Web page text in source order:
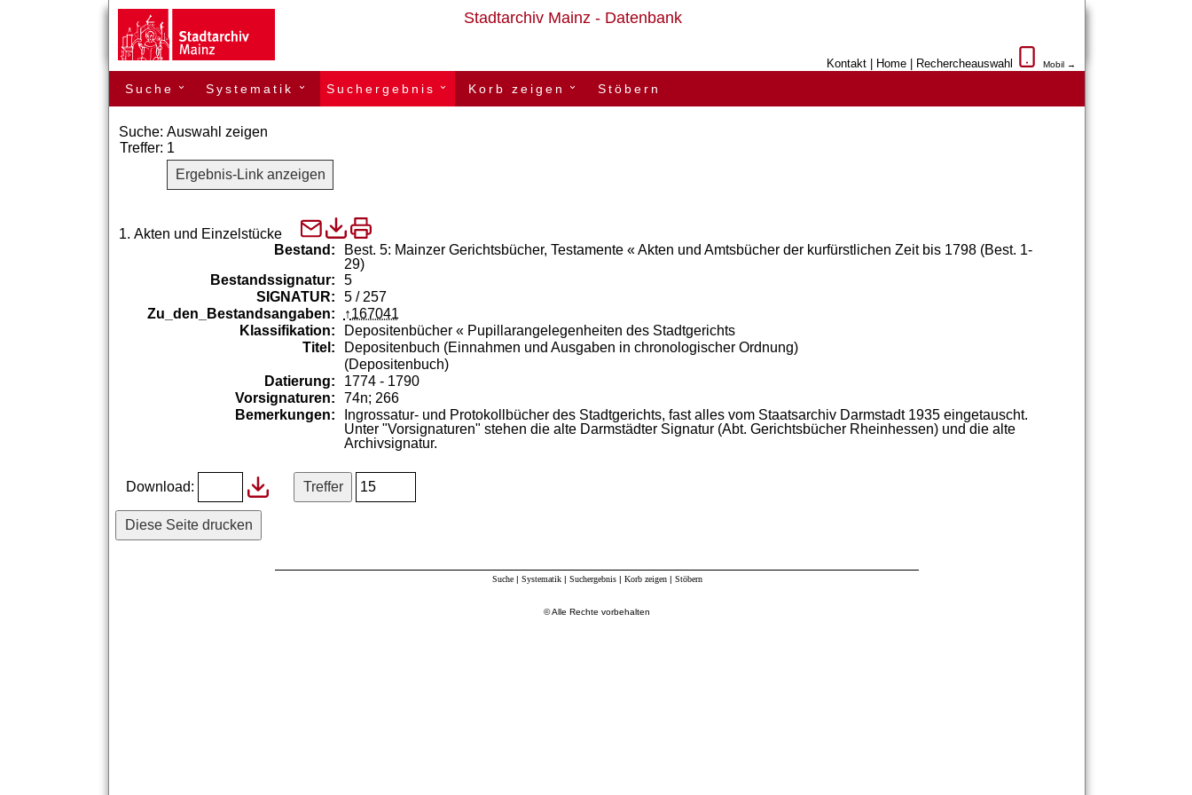
Kontakt Home Rechercheauswahl Mobil →
Stadtarchiv Mainz - Datenbank
Suche › Systematik › Suchergebnis › Korb zeigen › Stöbern
Suche: Auswahl zeigen
Treffer: 1
Ergebnis-Link anzeigen
1. Akten und Einzelstücke
Bestand:
Best. 5: Mainzer Gerichtsbücher, Testamente « Akten und Amtsbücher der kurfürstlichen Zeit bis 1798 (Best. 1-
29)
Bestandssignatur:
5
SIGNATUR:
5 / 257
Zu_den_Bestandsangaben:
167041
Klassifikation:
Depositenbücher « Pupillarangelegenheiten des Stadtgerichts
Titel:
Depositenbuch (Einnahmen und Ausgaben in chronologischer Ordnung)
(Depositenbuch)
Datierung:
1774 - 1790
Vorsignaturen:
74n; 266
Bemerkungen:
Ingrossatur- und Protokollbücher des Stadtgerichts, fast alles vom Staatsarchiv Darmstadt 1935 eingetauscht.
Unter"Vorsignaturen" stehen die alte Darmstädter Signatur (Abt. Gerichtsbücher Rheinhessen) und die alte
Archivsignatur.
Download:
Diese Seite drucken
Suche| Systematik| Suchergebnis| Korb zeigen| Stöbern
© Alle Rechte vorbehalten